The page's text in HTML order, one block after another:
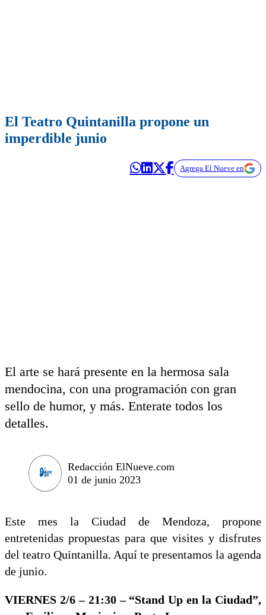
El Teatro Quintanilla propone un
imperdible junio
Agrega El Nueve en
El arte se hará presente en la hermosa sala
mendocina, con una programación con gran
sello de humor, y más. Enterate todos los
detalles.
Redacción ElNueve.com
01 de junio 2023
Este mes la Ciudad de Mendoza, propone
entretenidas propuestas para que visites y disfrutes
del teatro Quintanilla. Aquí te presentamos la agenda
de junio.
VIERNES 2/6 – 21:30 – “Stand Up en la Ciudad”,